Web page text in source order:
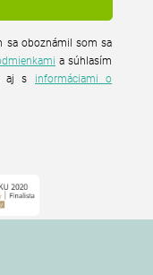
sa oboznámil som sa
a súhlasím
aj s informáciami o